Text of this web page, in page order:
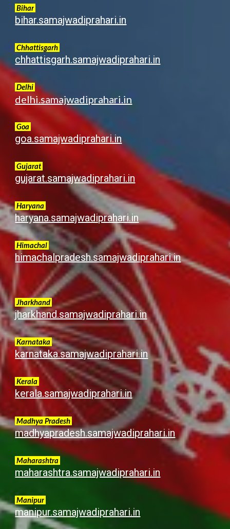
Bihar
bihar.samajwadiprahari.in
Chhattisgarh
chhattisgarh.samajwadiprahari.in
Delhi
delhi.samajwadiprahari.in
Goa
goa.samajwadiprahari.in
Gujarat
gujarat.samajwadiprahari.in
Haryana
haryana.samajwadiprahari.in
Himachal
himachalpradesh.samajwadiprahari.in
Jharkhand
jharkhand.samajwadiprahari.in
Karnataka
karnataka.samajwadiprahari.in
Kerala
kerala.samajwadiprahari.in
Madhya Pradesh
madhyapradesh.samajwadiprahari.in
Maharashtra
maharashtra.samajwadiprahari.in
Manipur
manipur.samajwadiprahari.in